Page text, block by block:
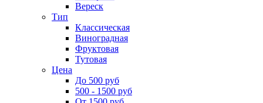
Вереск
Тип
Классическая
Виноградная
Фруктовая
Тутовая
Цена
До 500 руб
500 - 1500 руб